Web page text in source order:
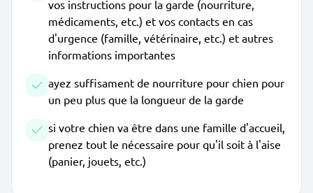
vos instructions pour la garde (nourriture,
médicaments, etc.) et vos contacts en cas
d'urgence (famille, vétérinaire, etc.) et autres
informations importantes
ayez suffisament de nourriture pour chien pour
un peu plus que la longueur de la garde
si votre chien va être dans une famille d'accueil,
prenez tout le nécessaire pour qu'il soit à l'aise
(panier, jouets, etc.)